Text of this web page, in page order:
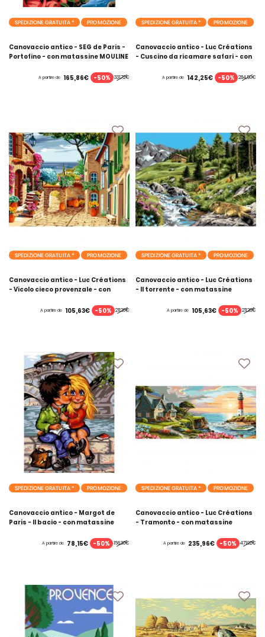
SPEDIZIONE GRATUITA * PROMOZIONE
Canovaccio antico - SEG de Paris -
Portofino - con matassine MOULINE
331,72€
A partire de 165,86€ -50%
SPEDIZIONE GRATUITA * PROMOZIONE
Canovaccio antico - Luc Créations
- Cuscino da ricamare safari - con
284,50€
A partire de 142,25€ -50%
SPEDIZIONE GRATUITA * PROMOZIONE
Canovaccio antico - Luc Créations
- Vicolo cieco provenzale - con
211,26€
A partire de 105,63€ -50%
SPEDIZIONE GRATUITA * PROMOZIONE
Canovaccio antico - Luc Créations
- Il torrente - con matassine
211,26€
A partire de 105,63€ -50%
SPEDIZIONE GRATUITA * PROMOZIONE
Canovaccio antico - Margot de
Paris - Il bacio - con matassine
156,30€
A partire de 78,15€ -50%
SPEDIZIONE GRATUITA * PROMOZIONE
Canovaccio antico - Luc Créations
- Tramonto - con matassine
471,92€
A partire de 235,96€ -50%